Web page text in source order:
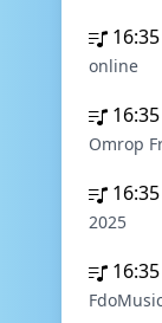
16:35
online
16:35
Omrop
16:35
2025
16:35